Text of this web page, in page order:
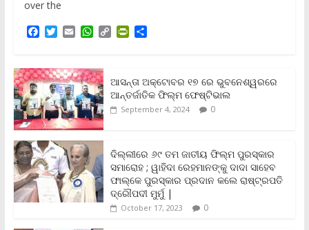
over the
F
e
b
o
o
k
T
t
t
e
r
E
i
l
W
t
s
A
p
p
C
L
i
n
k
P
t
F
r
i
d
l
y
S
e
ଆସନ୍ତା ଅକ୍ଟୋବର ୧୭ ରେ ଭୁବନେଶ୍ୱରରେ
ଆନ୍ତର୍ଜାତିକ ଫିଲ୍ମ ଫେଷ୍ଟିଭାଲ
September 4, 2024 0
ଦିଲ୍ଲୀରେ ୬୯ ତମ ଜାତୀୟ ଫିଲ୍ମ ପୁରସ୍କାର
ସମାରୋହ ; ୱାହିଦା ରେହମାନଙ୍କୁ ଦାଦା ସାହେବ
ଫାଲ୍‌କେ ପୁରସ୍କାର ପ୍ରଦାନ କଲେ ରାଷ୍ଟ୍ରପତି
ଦ୍ରୌପଦୀ ମୁର୍ମୁ |
October 17, 2023 0